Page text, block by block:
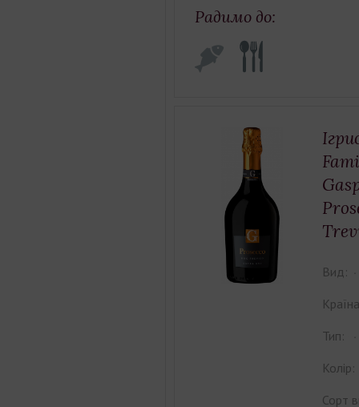
Радимо до:
Вид:
Тип:
Колір:
Сорт